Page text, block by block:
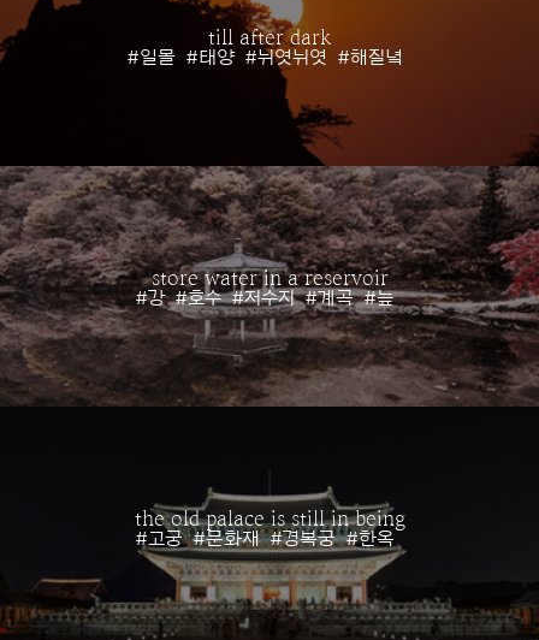
till after dark
#일몰 #태양 #뉘엿뉘엿 #해질녘
store water in a reservoir
#강 #호수 #저수지 #계곡 #늪
the old palace is still in being
#고궁 #문화재 #경복궁 #한옥